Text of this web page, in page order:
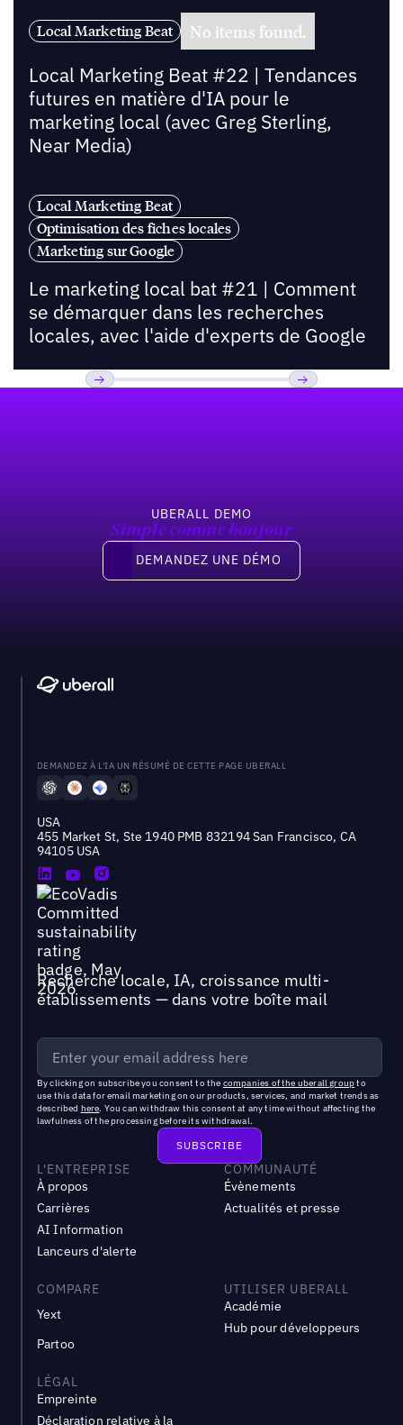
Local Marketing Beat No items found.
Local Marketing Beat #22 | Tendances
futures en matière d'IA pour le
marketing local (avec Greg Sterling,
Near Media)
Local Marketing Beat
Optimisation des fiches locales
Marketing sur Google
Le marketing local bat #21 | Comment
se démarquer dans les recherches
locales, avec l'aide d'experts de Google
UBERALL DEMO
Simple comme bonjour
Demandez une démo
DEMANDEZ UNE DÉMO
DEMANDEZ À L'IA UN RÉSUMÉ DE CETTE PAGE UBERALL
USA
455 Market St, Ste 1940 PMB 832194 San Francisco, CA
94105 USA
Recherche locale, IA, croissance multi-
établissements — dans votre boîte mail
By clicking on subscribe you consent to the companies of the uberall groupto
use this data for email marketing on our products, services, and market trends as
described here. You can withdraw this consent at any time without affecting the
lawfulness of the processing before its withdrawal.
L'ENTREPRISE
À propos
Carrières
AI Information
Lanceurs d'alerte
COMMUNAUTÉ
Évènements
Actualités et presse
COMPARE
Yext
Partoo
UTILISER UBERALL
Académie
Hub pour développeurs
LÉGAL
Empreinte
Déclaration relative à la